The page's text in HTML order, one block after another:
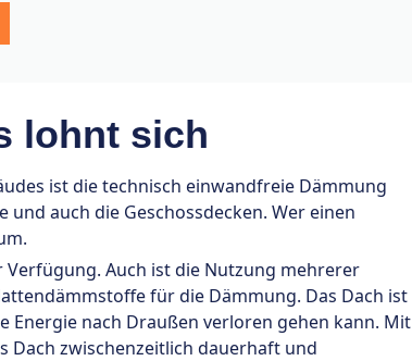
lohnt sich
ist die technisch einwandfreie Dämmung
auch die Geschossdecken. Wer einen
Auch ist die Nutzung mehrerer
für die Dämmung. Das Dach ist
Energie nach Draußen verloren gehen kann. Mit
Dach zwischenzeitlich dauerhaft und